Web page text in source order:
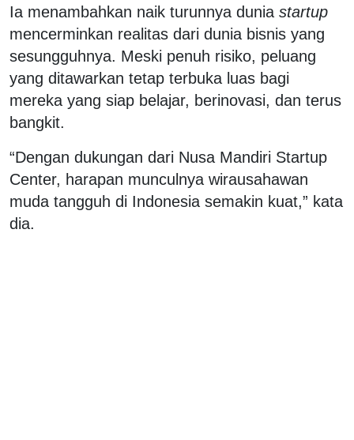
Ia menambahkan naik turunnya dunia startup
mencerminkan realitas dari dunia bisnis yang
sesungguhnya. Meski penuh risiko, peluang
yang ditawarkan tetap terbuka luas bagi
mereka yang siap belajar, berinovasi, dan terus
bangkit.
“Dengan dukungan dari Nusa Mandiri Startup
Center, harapan munculnya wirausahawan
muda tangguh di Indonesia semakin kuat,” kata
dia.